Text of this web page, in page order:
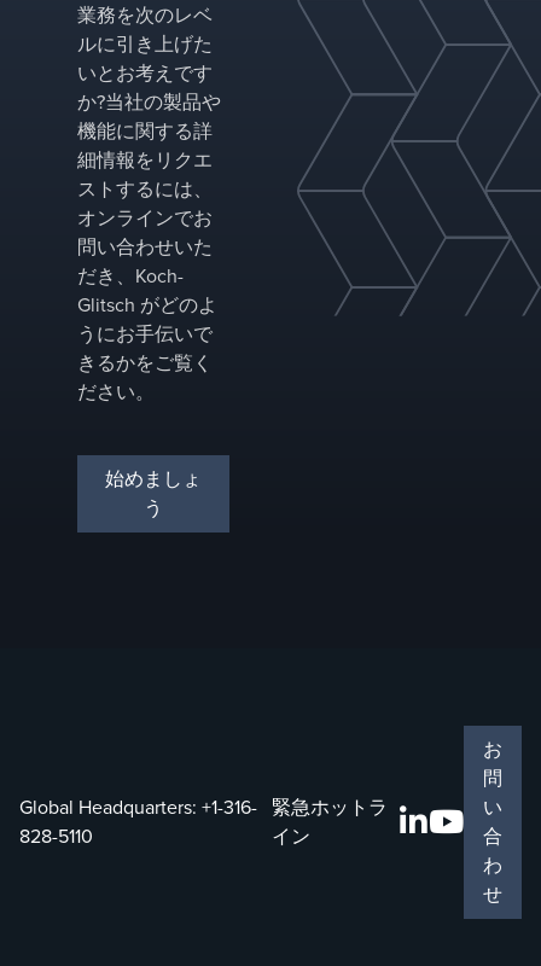
業務を次のレベ
ルに引き上げた
いとお考えです
か?当社の製品や
機能に関する詳
細情報をリクエ
ストするには、
オンラインでお
問い合わせいた
だき、Koch-
Glitsch がどのよ
うにお手伝いで
きるかをご覧く
ださい。
始めましょ
う
Global Headquarters: +1-316-
828-5110
緊急ホットラ
イン
お
問
い
合
わ
せ